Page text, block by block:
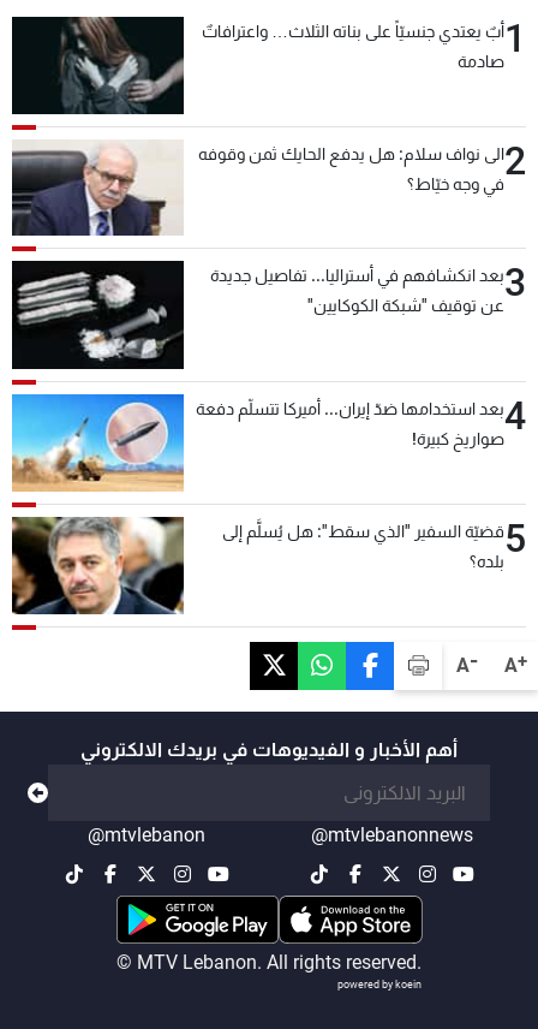
A+
A-
1أبٌ يعتدي جنسيّاً على بناته الثلاث… واعترافاتٌ
صادمة
2الى نواف سلام: هل يدفع الحايك ثمن وقوفه
في وجه خيّاط؟
3بعد انكشافهم في أستراليا... تفاصيل جديدة
عن توقيف "شبكة الكوكايين"
4بعد استخدامها ضدّ إيران... أميركا تتسلّم دفعة
صواريخ كبيرة!
5قضيّة السفير "الذي سقط": هل يُسلَّم إلى
بلده؟
أهم الأخبار و الفيديوهات في بريدك الالكتروني
@mtvlebanonnews
@mtvlebanon
© MTV Lebanon. All rights reserved.
powered by koein